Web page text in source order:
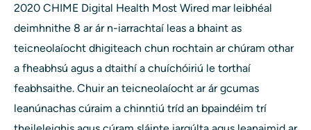
2020 CHIME Digital Health Most Wired mar leibhéal
deimhnithe 8 ar ár n-iarrachtaí leas a bhaint as
teicneolaíocht dhigiteach chun rochtain ar chúram othar
a fheabhsú agus a dtaithí a chuíchóiriú le torthaí
feabhsaithe. Chuir an teicneolaíocht ar ár gcumas
leanúnachas cúraim a chinntiú tríd an bpaindéim trí